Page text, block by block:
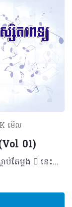
មើល
01)
លក្ខណៈថា…គ្រាន់តែឃើញចំណងជើង ក៏ចង់ស្តាប់តែម្តង  នេះគ្រាន់តែជាvol 01ប៉ុណ្ណោះ…( Vol 02 ក៏នឹងមានចេញក្នុងពេលឆាប់ៗនេះហើយដែរ…) តោះ! ទៅអានលេងជាមួយគ្នា… 1. រៀនពេទ្យខ្វះស្នេហា ប្រៀបដូចដាក់ថ្នាំខ្វះដូស (dose) 2. សុំត្រឹមជាវ៉ាក់សាំងអូន/បង 3. បានទេ សុំធ្វើsupplementអូន/បង? 4. ហេតុអ្វីនឹកគេតែពេលខ្លួនឯងឈឺ? (ហៅគេថាខ្លួនឯង ហៅខ្លួនឯងថាគេ) 5. បង/អូនដាក់គ្រប់doseហើយ ម្តេចឡើយមកវិញ? 6. ស្នេហាអូន/បង គ្មានside-effect 7. សុំPassword សុំអេកូបេះដូង 8. សុំសិទ្ធិធ្វើអង់ទីក័រ 9. គ្មានអូន/បង ដូចគ្មានអុកស៊ីសែន 10. ស្តេតូខាងនេះ នឹកបេះដូងខាងនោះ 11. I think I need Vitamin U 12. ស្នេហាខុស Recepteur 13. អូន/បងជា stimulant របស់បង/អូន 14. បេះដូងអ្នកសល់ថតទំនេរទេ? 15. បេះដូងmurmurs ដោយសារអ្នក មិនមែនលំៗទេណា៎!!! បើមានអ្នកសហការ គិតរកថតបទចម្រៀងខ្លះៗជាមួយគ្នាហី? និយាយពីថា…ខំប្រមែប្រមូលគំនិតមិត្តភក្តិឡើងពេញហ្នឹង ទម្រាំតែបានប៉ុណ្ណឹងណា៎…ហើយបើមានអ្វីប្លែកជាងនេះទៀត ជួយcommentខាងក្រោមផង នឹងអាលបានធ្វើការជម្រុះ ដើម្បីចេញផ្សាយក្នុងvol 02 តែម្តង…